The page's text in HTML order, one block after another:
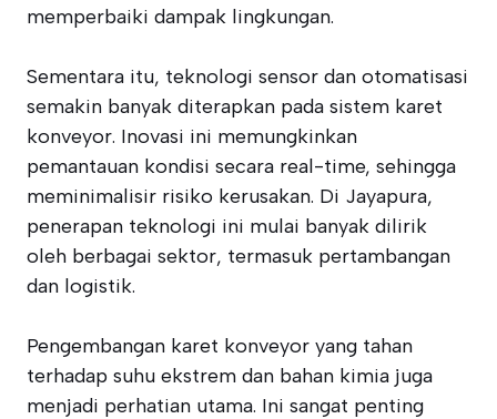
memperbaiki dampak lingkungan.
Sementara itu, teknologi sensor dan otomatisasi
semakin banyak diterapkan pada sistem karet
konveyor. Inovasi ini memungkinkan
pemantauan kondisi secara real-time, sehingga
meminimalisir risiko kerusakan. Di Jayapura,
penerapan teknologi ini mulai banyak dilirik
oleh berbagai sektor, termasuk pertambangan
dan logistik.
Pengembangan karet konveyor yang tahan
terhadap suhu ekstrem dan bahan kimia juga
menjadi perhatian utama. Ini sangat penting